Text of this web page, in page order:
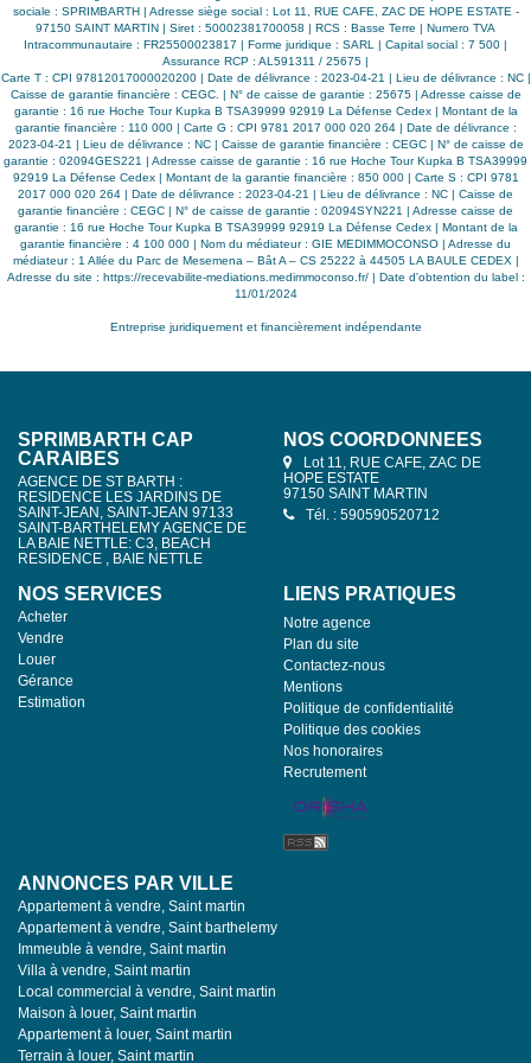
pharmacie, cabinet médicale et plages etc) Opportunité à
saisir! Surface Carrez : 66m² Charges de copropriété: 1500
euros / an soit 125 euros / mois Cotisation Fonds
79 euros / an Taxe Foncière: 1424 euros / an Contact
whatsapp: Bénédicte 0690 54 71 42
sociale : SPRIMBARTH | Adresse siège social : Lot 11, RUE CAFE, ZAC DE HOPE ESTATE -
97150 SAINT MARTIN | Siret : 50002381700058 | RCS : Basse Terre | Numero TVA
Intracommunautaire : FR25500023817 | Forme juridique : SARL | Capital social : 7 500 |
Assurance RCP : AL591311 / 25675 |
Carte T : CPI 97812017000020200 | Date de délivrance : 2023-04-21 | Lieu de délivrance : NC |
Caisse de garantie financière : CEGC. | N° de caisse de garantie : 25675 | Adresse caisse de
garantie : 16 rue Hoche Tour Kupka B TSA39999 92919 La Défense Cedex | Montant de la
garantie financière : 110 000 | Carte G : CPI 9781 2017 000 020 264 | Date de délivrance :
2023-04-21 | Lieu de délivrance : NC | Caisse de garantie financière : CEGC | N° de caisse de
garantie : 02094GES221 | Adresse caisse de garantie : 16 rue Hoche Tour Kupka B TSA39999
92919 La Défense Cedex | Montant de la garantie financière : 850 000 | Carte S : CPI 9781
2017 000 020 264 | Date de délivrance : 2023-04-21 | Lieu de délivrance : NC | Caisse de
garantie financière : CEGC | N° de caisse de garantie : 02094SYN221 | Adresse caisse de
garantie : 16 rue Hoche Tour Kupka B TSA39999 92919 La Défense Cedex | Montant de la
garantie financière : 4 100 000 | Nom du médiateur : GIE MEDIMMOCONSO | Adresse du
médiateur : 1 Allée du Parc de Mesemena – Bât A – CS 25222 à 44505 LA BAULE CEDEX |
Adresse du site : https://recevabilite-mediations.medimmoconso.fr/| Date d'obtention du label :
11/01/2024
Entreprise juridiquement et financièrement indépendante
SPRIMBARTH CAP
CARAIBES
AGENCE DE ST BARTH :
RESIDENCE LES JARDINS DE
SAINT-JEAN, SAINT-JEAN 97133
SAINT-BARTHELEMY AGENCE DE
LA BAIE NETTLE: C3, BEACH
RESIDENCE , BAIE NETTLE
NOS COORDONNÉES
Lot 11, RUE CAFE, ZAC DE
HOPE ESTATE
97150 SAINT MARTIN
Tél. : 590590520712
NOS SERVICES
Acheter
Vendre
Louer
Gérance
Estimation
LIENS PRATIQUES
Notre agence
Plan du site
Contactez-nous
Mentions
Politique de confidentialité
Politique des cookies
Nos honoraires
Recrutement
ANNONCES PAR VILLE
Appartement à vendre, Saint martin
Appartement à vendre, Saint barthelemy
Immeuble à vendre, Saint martin
Villa à vendre, Saint martin
Local commercial à vendre, Saint martin
Maison à louer, Saint martin
Appartement à louer, Saint martin
Terrain à louer, Saint martin